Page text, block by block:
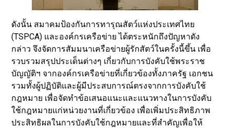
ดังนั้น สมาคมป้องกันการทารุณสัตว์แห่งประเทศไทย
(TSPCA) และองค์กรเครือข่าย ได้ตระหนักถึงปัญหาดัง
กล่าว จึงจัดการสัมมนาเครือข่ายผู้รักสัตว์ในครั้งนี้ขึ้น เพื่อ
รวบรวมสรุปประเด็นต่างๆ เกี่ยวกับการบังคับใช้พระราช
บัญญัติฯ จากองค์กรเครือข่ายที่เกี่ยวข้องทั้งภาครัฐ เอกชน
รวมทั้งผู้ปฏิบัติและผู้มีประสบการณ์ตรงจากการบังคับใช้
กฎหมาย เพื่อจัดทำข้อเสนอแนะและแนวทางในการบังคับ
ใช้กฎหมายแก่หน่วยงานที่เกี่ยวข้อง เพื่อเพิ่มประสิทธิภาพ
ประสิทธิผลในการบังคับใช้กฎหมายและที่สำคัญเพื่อให้